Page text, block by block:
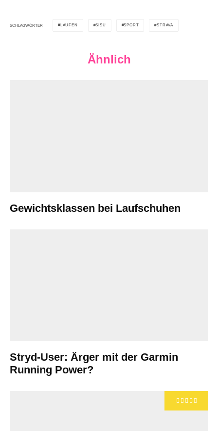
SCHLAGWÖRTER LAUFEN SISU SPORT STRAVA
Ähnlich
Gewichtsklassen bei Laufschuhen
Stryd-User: Ärger mit der Garmin
Running Power?